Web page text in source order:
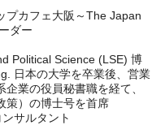
プカフェ大阪～The Japan
ダー
Political Science (LSE) 博
日本の大学を卒業後、営業
業の役員秘書職を経て、
策）の博士号を首席
サルタント